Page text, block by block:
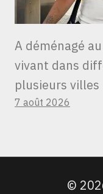
A déménagé
vivant dans
plusieurs villes
7 août 2026
©